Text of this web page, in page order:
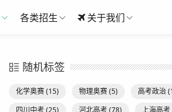
各类招生 关于我们
随机标签
化学奥赛(15) 物理奥赛(5) 高考政治